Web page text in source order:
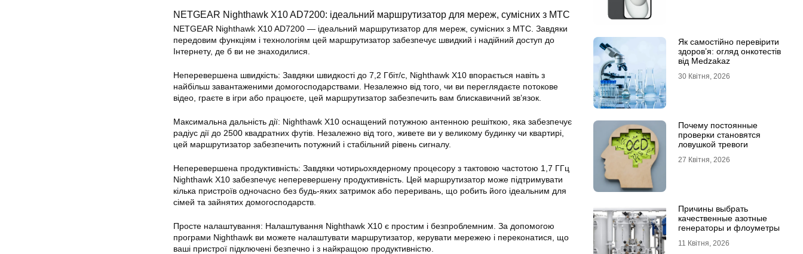
NETGEAR Nighthawk X10 AD7200: ідеальний маршрутизатор для мереж, сумісних з МТС
NETGEAR Nighthawk X10 AD7200 — ідеальний маршрутизатор для мереж, сумісних з МТС. Завдяки
передовим функціям і технологіям цей маршрутизатор забезпечує швидкий і надійний доступ до
Інтернету, де б ви не знаходилися.
Неперевершена швидкість: Завдяки швидкості до 7,2 Гбіт/с, Nighthawk X10 впорається навіть з
найбільш завантаженими домогосподарствами. Незалежно від того, чи ви переглядаєте потокове
відео, граєте в ігри або працюєте, цей маршрутизатор забезпечить вам блискавичний зв’язок.
Максимальна дальність дії: Nighthawk X10 оснащений потужною антенною решіткою, яка забезпечує
радіус дії до 2500 квадратних футів. Незалежно від того, живете ви у великому будинку чи квартирі,
цей маршрутизатор забезпечить потужний і стабільний рівень сигналу.
Неперевершена продуктивність: Завдяки чотирьохядерному процесору з тактовою частотою 1,7 ГГц
Nighthawk X10 забезпечує неперевершену продуктивність. Цей маршрутизатор може підтримувати
кілька пристроїв одночасно без будь-яких затримок або переривань, що робить його ідеальним для
сімей та зайнятих домогосподарств.
Просте налаштування: Налаштування Nighthawk X10 є простим і безпроблемним. За допомогою
програми Nighthawk ви можете налаштувати маршрутизатор, керувати мережею і переконатися, що
ваші пристрої підключені безпечно і з найкращою продуктивністю.
Як самостійно перевірити
здоров’я: огляд онкотестів
від Medzakaz
30 Квітня, 2026
Почему постоянные
проверки становятся
ловушкой тревоги
27 Квітня, 2026
Причины выбрать
качественные азотные
генераторы и флоуметры
11 Квітня, 2026